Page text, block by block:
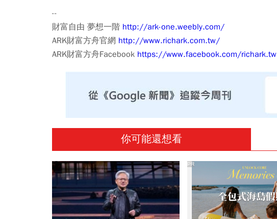
--
財富自由 夢想一階 http://ark-one.weebly.com/
ARK財富方舟官網 http://www.richark.com.tw/
ARK財富方舟Facebook https://www.facebook.com/richark.tw
你可能還想看
PR